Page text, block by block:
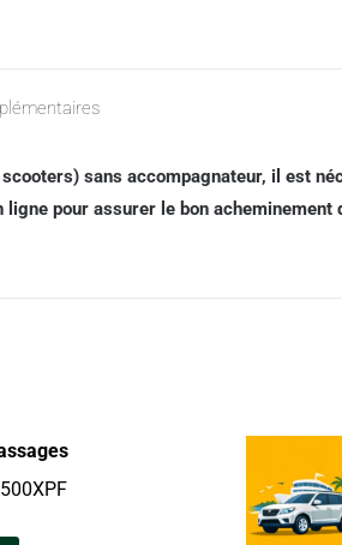
sans accompagnateur, il est
ligne pour assurer le bon acheminement
XPF